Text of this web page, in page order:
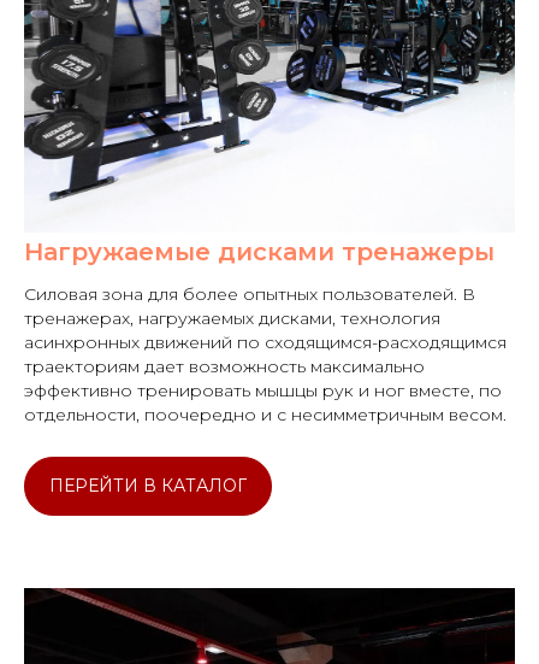
Нагружаемые дисками тренажеры
Силовая зона для более опытных пользователей. В
тренажерах, нагружаемых дисками, технология
асинхронных движений по сходящимся-расходящимся
траекториям дает возможность максимально
эффективно тренировать мышцы рук и ног вместе, по
отдельности, поочередно и с несимметричным весом.
ПЕРЕЙТИ В КАТАЛОГ